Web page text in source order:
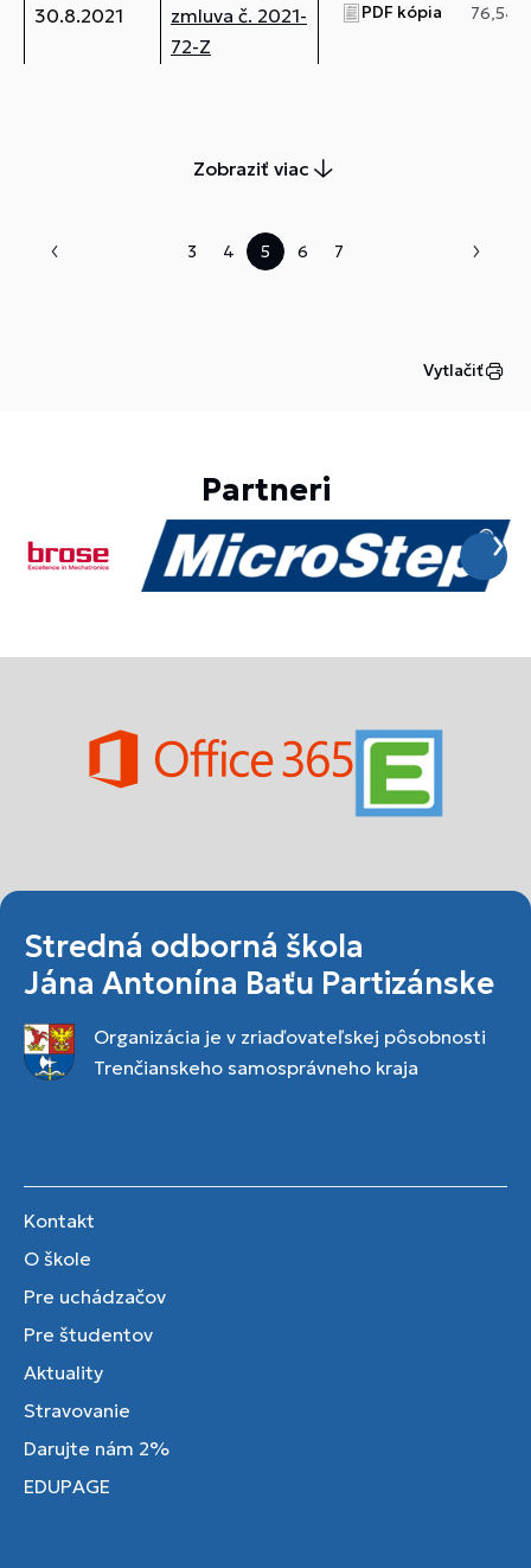
30.8.2021
zmluva č. 2021-
72-Z
PDF kópia 76,54
Zobraziť viac
3 4 5 6 7
Vytlačiť
Partneri
Stredná odborná škola
Jána Antonína Baťu Partizánske
Organizácia je v zriaďovateľskej pôsobnosti
Trenčianskeho samosprávneho kraja
Kontakt
O škole
Pre uchádzačov
Pre študentov
Aktuality
Stravovanie
Darujte nám 2%
EDUPAGE